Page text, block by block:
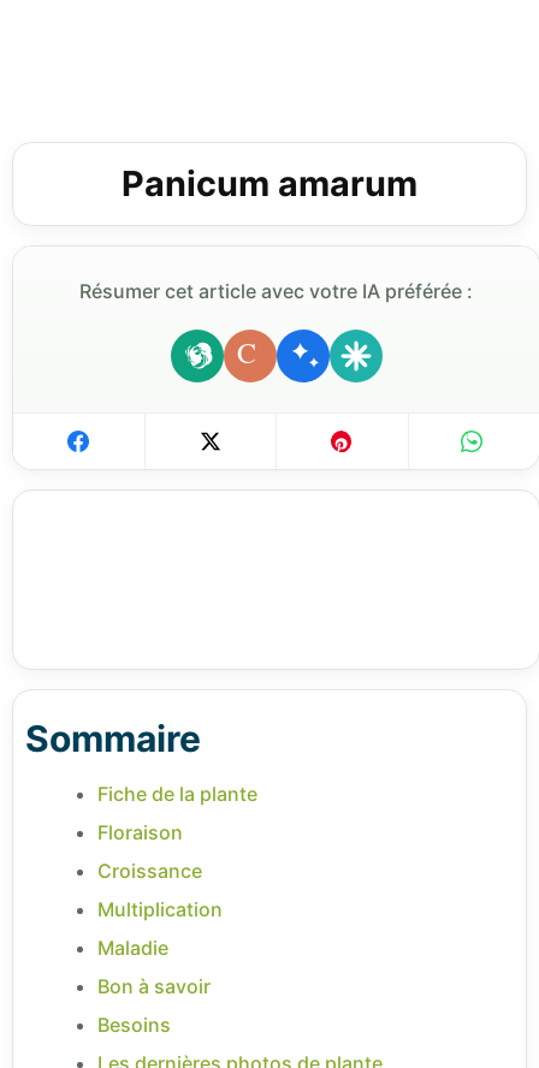
Panicum amarum
Résumer cet article avec votre IA préférée :
C
Sommaire
Fiche de la plante
Floraison
Croissance
Multiplication
Maladie
Bon à savoir
Besoins
Les dernières photos de plante